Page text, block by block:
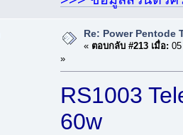
Re: Power Pentode
« ตอบกลับ #213 เมื่อ:
»
RS1003
60w